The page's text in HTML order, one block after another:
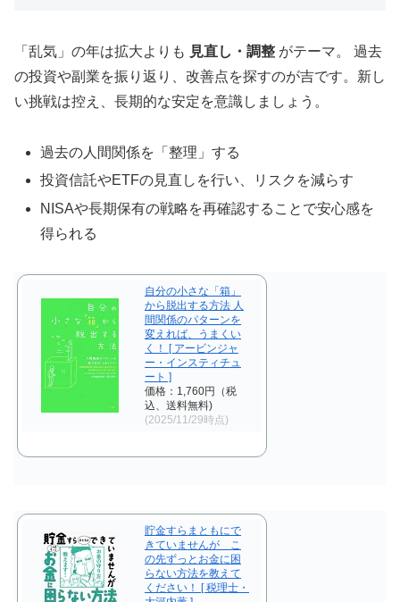
「乱気」の年は拡大よりも 見直し・調整 がテーマ。 過去
の投資や副業を振り返り、改善点を探すのが吉です。新し
い挑戦は控え、長期的な安定を意識しましょう。
過去の人間関係を「整理」する
投資信託やETFの見直しを行い、リスクを減らす
NISAや長期保有の戦略を再確認することで安心感を
得られる
自分の小さな「箱」
から脱出する方法 人
間関係のパターンを
変えれば、うまくい
く！ [ アービンジャ
ー・インスティチュ
ート ]
価格：1,760円（税
込、送料無料)
(2025/11/29時点)
貯金すらまともにで
きていませんが こ
の先ずっとお金に困
らない方法を教えて
ください！ [ 税理士・